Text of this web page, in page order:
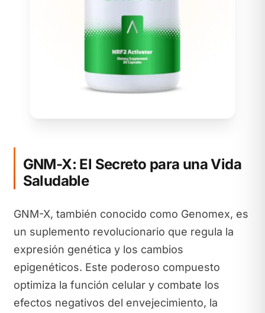
GNM-X: El Secreto para una Vida
Saludable
GNM-X, también conocido como Genomex, es
un suplemento revolucionario que regula la
expresión genética y los cambios
epigenéticos. Este poderoso compuesto
optimiza la función celular y combate los
efectos negativos del envejecimiento, la